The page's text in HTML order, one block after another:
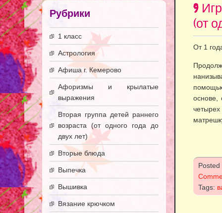
9
(от
От 1
основе,
Tags:
Рубрики
1 класс
Астрология
Афиша г. Кемерово
Афоризмы и крылатые
выражения
Вторая группа детей раннего
возраста (от одного года до
двух лет)
Вторые блюда
Выпечка
Вышивка
Вязание крючком